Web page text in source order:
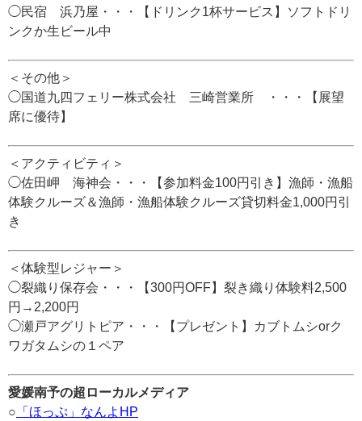
◯民宿 浜乃屋・・・【ドリンク1杯サービス】ソフトドリ
ンクか生ビール中
＜その他＞
◯国道九四フェリー株式会社 三崎営業所 ・・・【展望
席に優待】
＜アクティビティ＞
◯佐田岬 海神会・・・【参加料金100円引き】漁師・漁船
体験クルーズ＆漁師・漁船体験クルーズ貸切料金1,000円引
き
＜体験型レジャー＞
◯裂織り保存会・・・【300円OFF】裂き織り体験料2,500
円→2,200円
◯瀬戸アグリトピア・・・【プレゼント】カブトムシorク
ワガタムシの１ペア
愛媛南予の超ローカルメディア
○ 「ほっぷ」なんよHP